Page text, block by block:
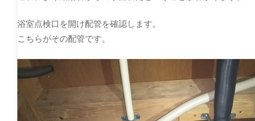
浴室点検口を開け配管を確認します。
こちらがその配管です。